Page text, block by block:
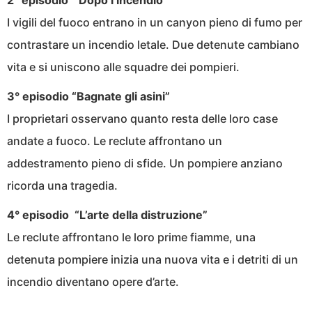
I vigili del fuoco entrano in un canyon pieno di fumo per
contrastare un incendio letale. Due detenute cambiano
vita e si uniscono alle squadre dei pompieri.
3° episodio “Bagnate gli asini”
I proprietari osservano quanto resta delle loro case
andate a fuoco. Le reclute affrontano un
addestramento pieno di sfide. Un pompiere anziano
ricorda una tragedia.
4° episodio “L’arte della distruzione”
Le reclute affrontano le loro prime fiamme, una
detenuta pompiere inizia una nuova vita e i detriti di un
incendio diventano opere d’arte.